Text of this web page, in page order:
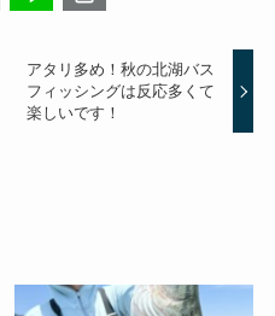
アタリ多め！秋の北湖バス
フィッシングは反応多くて
楽しいです！